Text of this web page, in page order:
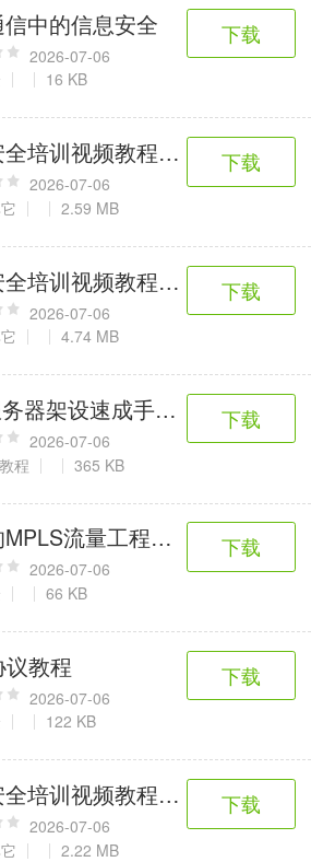
中的信息安全
2026-07-06
16 KB
下载
培训视频教程-33.修改注册
2026-07-06
2.59 MB
下载
培训视频教程-25.天网防火
2026-07-06
4.74 MB
下载
器架设速成手册 (HTM)
2026-07-06
程
365 KB
下载
流量工程设置
2026-07-06
66 KB
下载
议教程
2026-07-06
122 KB
下载
培训视频教程-56.利用上传
2026-07-06
2.22 MB
下载